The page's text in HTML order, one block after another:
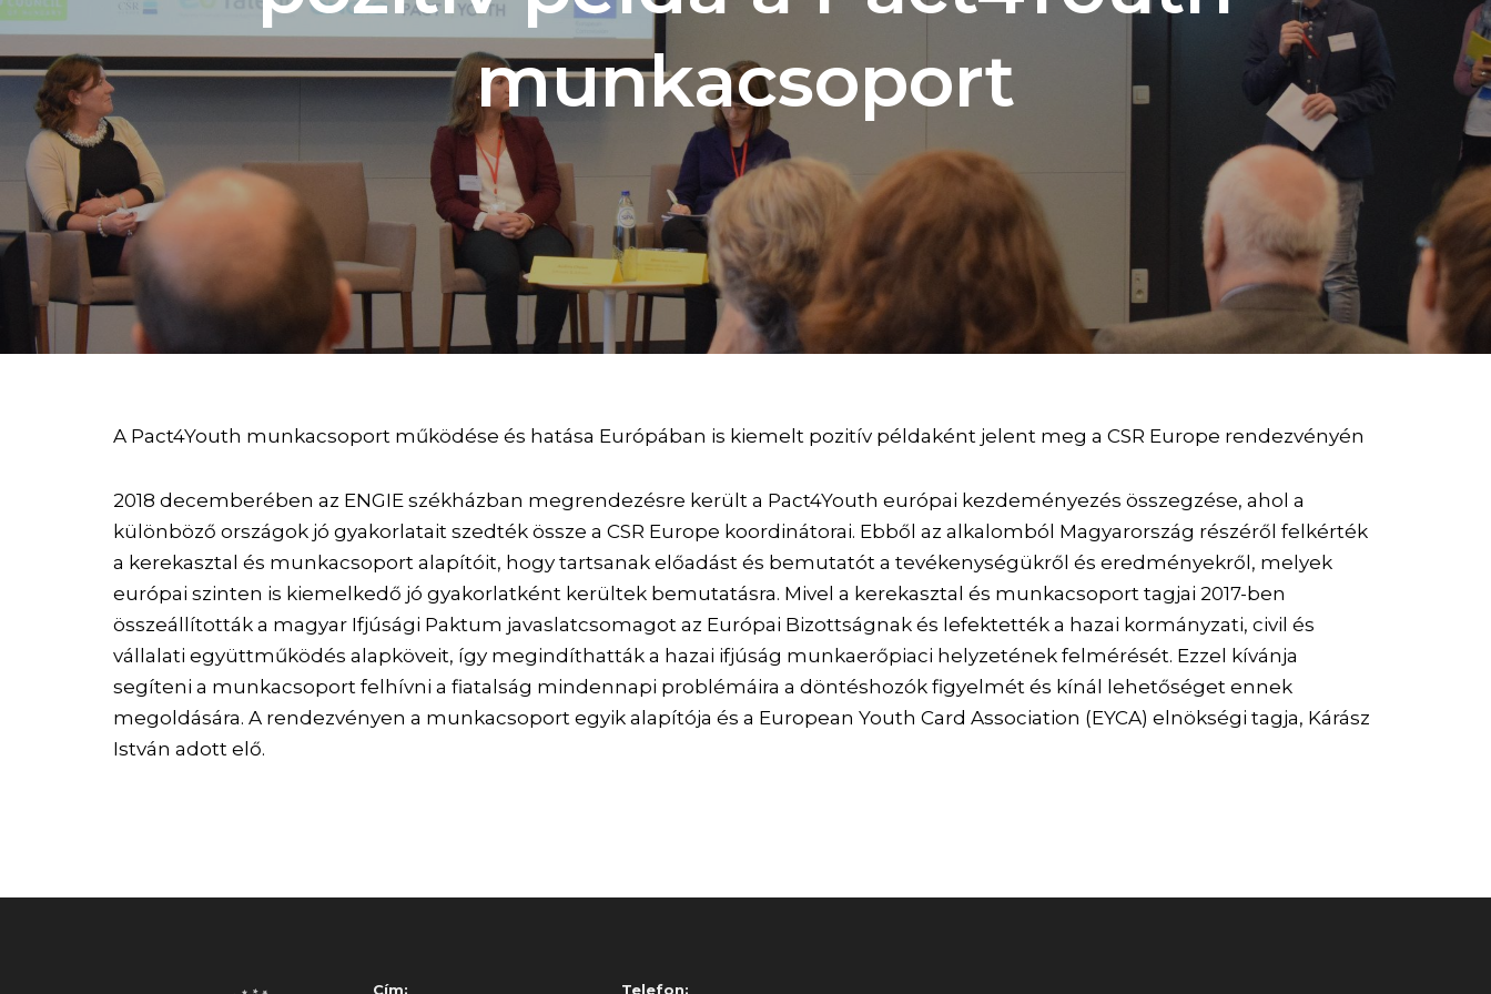
munkacsoport
A Pact4Youth munkacsoport működése és hatása Európában is kiemelt pozitív példaként jelent meg a CSR Europe rendezvényén
2018 decemberében az ENGIE székházban megrendezésre került a Pact4Youth európai kezdeményezés összegzése, ahol a
különböző országok jó gyakorlatait szedték össze a CSR Europe koordinátorai. Ebből az alkalomból Magyarország részéről felkérték
a kerekasztal és munkacsoport alapítóit, hogy tartsanak előadást és bemutatót a tevékenységükről és eredményekről, melyek
európai szinten is kiemelkedő jó gyakorlatként kerültek bemutatásra. Mivel a kerekasztal és munkacsoport tagjai 2017-ben
összeállították a magyar Ifjúsági Paktum javaslatcsomagot az Európai Bizottságnak és lefektették a hazai kormányzati, civil és
vállalati együttműködés alapköveit, így megindíthatták a hazai ifjúság munkaerőpiaci helyzetének felmérését. Ezzel kívánja
segíteni a munkacsoport felhívni a fiatalság mindennapi problémáira a döntéshozók figyelmét és kínál lehetőséget ennek
megoldására. A rendezvényen a munkacsoport egyik alapítója és a European Youth Card Association (EYCA) elnökségi tagja, Kárász
István adott elő.
Cím: Telefon: